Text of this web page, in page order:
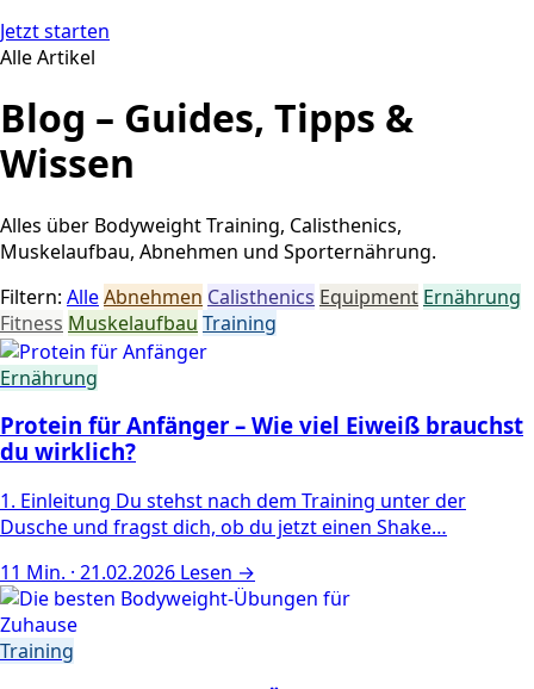
Jetzt starten
Alle Artikel
Blog – Guides, Tipps &
Wissen
Alles über Bodyweight Training, Calisthenics,
Muskelaufbau, Abnehmen und Sporternährung.
Filtern: AlleAbnehmen Calisthenics Equipment Ernährung
Fitness Muskelaufbau Training
Ernährung
Protein für Anfänger – Wie viel Eiweiß brauchst
du wirklich?
1. Einleitung Du stehst nach dem Training unter der
Dusche und fragst dich, ob du jetzt einen Shake…
11 Min. · 21.02.2026 Lesen →
Training